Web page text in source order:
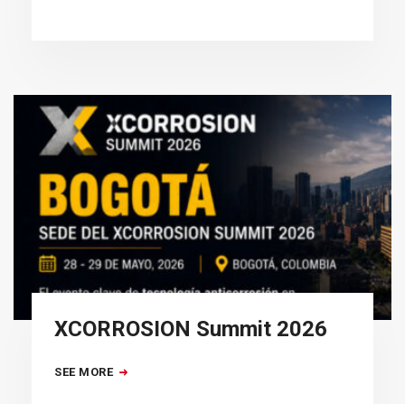
XCORROSION Summit 2026
SEE MORE